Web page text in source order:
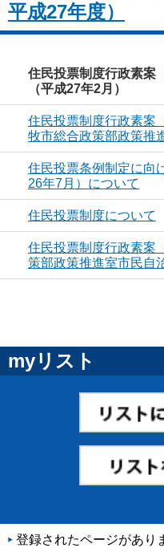
平成27年度）
住民投票制度行政素案
（平成27年2月）
住民投票制度行政素
牧市総合政策部政策推
住民投票条例制定に向
26年7月）について
住民投票制度について
住民投票制度行政素
策部政策推進室市民自
myリスト
登録されたページがあり